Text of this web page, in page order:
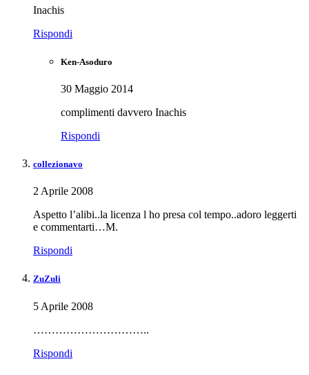
Inachis
Rispondi
Ken-Asoduro
30 Maggio 2014
complimenti davvero Inachis
Rispondi
collezionavo
2 Aprile 2008
Aspetto l’alibi..la licenza l ho presa col tempo..adoro leggerti
e commentarti…M.
Rispondi
ZuZuli
5 Aprile 2008
…………………………..
Rispondi